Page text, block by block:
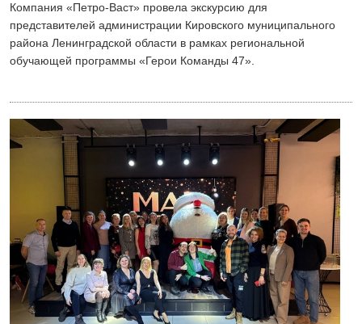
Компания «Петро-Васт» провела экскурсию для
представителей администрации Кировского муниципального
района Ленинградской области в рамках региональной
обучающей программы «Герои Команды 47».